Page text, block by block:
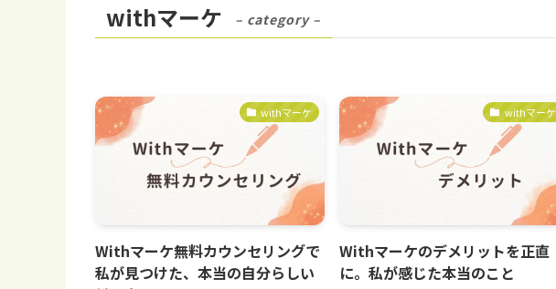
withマーケ – category –
withマーケ
Withマーケ無料カウンセリングで
私が見つけた、本当の自分らしい
withマーケ
Withマーケのデメリットを正直
に。私が感じた本当のこと